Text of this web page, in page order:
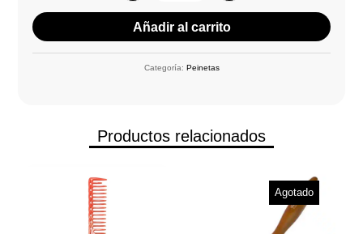
Añadir al carrito
Categoría: Peinetas
Productos relacionados
Agotado